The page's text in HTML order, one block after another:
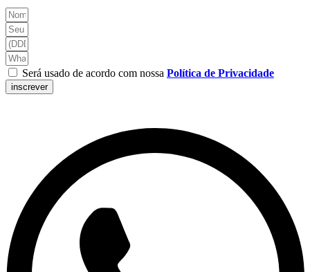
Será usado de acordo com nossa Política de Privacidade
inscrever